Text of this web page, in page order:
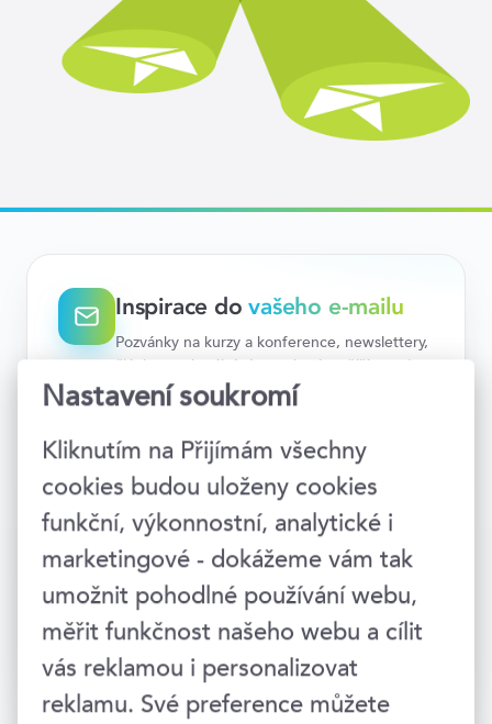
Inspirace dovašeho e-mailu
Pozvánky na kurzy a konference, newslettery,
články na aktuální témata i nejnovější trendy.
Teď už vám nic neunikne.
Přihlásit →
Nastavení soukromí
Kliknutím na Přijímám všechny
cookies budou uloženy cookies
funkční, výkonnostní, analytické i
marketingové - dokážeme vám tak
umožnit pohodlné používání webu,
měřit funkčnost našeho webu a cílit
vás reklamou i personalizovat
reklamu. Své preference můžete